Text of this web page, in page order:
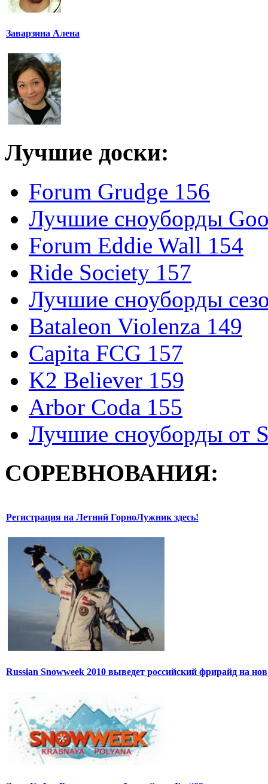
Заварзина Алена
Лучшие доски:
Forum Grudge 156
Лучшие сноуборды
Forum Eddie Wall 154
Ride Society 157
Лучшие сноуборды
Bataleon Violenza 149
Capita FCG 157
K2 Believer 159
Arbor Coda 155
Лучшие сноуборды от
СОРЕВНОВАНИЯ:
Регистрация на Летний ГорноЛужник здесь!
Russian Snowweek 2010 выведет российский фрирайд на нов